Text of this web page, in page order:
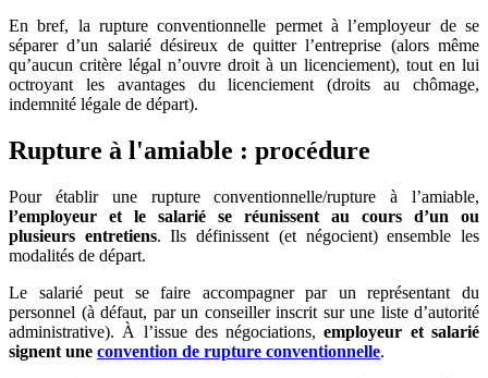
En bref, la rupture conventionnelle permet à l’employeur de se
séparer d’un salarié désireux de quitter l’entreprise (alors même
qu’aucun critère légal n’ouvre droit à un licenciement), tout en lui
octroyant les avantages du licenciement (droits au chômage,
indemnité légale de départ).
Rupture à l'amiable : procédure
Pour établir une rupture conventionnelle/rupture à l’amiable,
l’employeur et le salarié se réunissent au cours d’un ou
plusieurs entretiens. Ils définissent (et négocient) ensemble les
modalités de départ.
Le salarié peut se faire accompagner par un représentant du
personnel (à défaut, par un conseiller inscrit sur une liste d’autorité
administrative). À l’issue des négociations,employeur et salarié
signent une convention de rupture conventionnelle.